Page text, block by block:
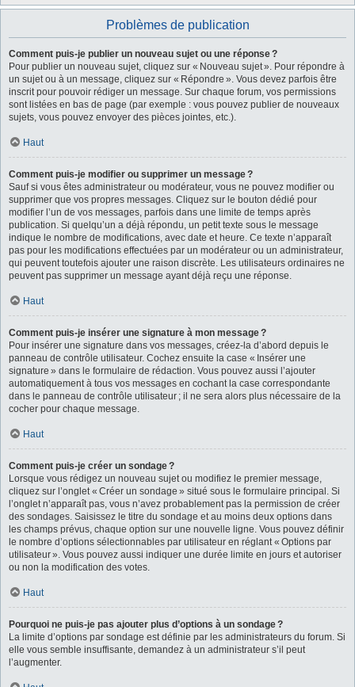
Problèmes de publication
Comment puis-je publier un nouveau sujet ou une réponse ?
Pour publier un nouveau sujet, cliquez sur « Nouveau sujet ». Pour répondre à
un sujet ou à un message, cliquez sur « Répondre ». Vous devez parfois être
inscrit pour pouvoir rédiger un message. Sur chaque forum, vos permissions
sont listées en bas de page (par exemple : vous pouvez publier de nouveaux
sujets, vous pouvez envoyer des pièces jointes, etc.).
Haut
Comment puis-je modifier ou supprimer un message ?
Sauf si vous êtes administrateur ou modérateur, vous ne pouvez modifier ou
supprimer que vos propres messages. Cliquez sur le bouton dédié pour
modifier l’un de vos messages, parfois dans une limite de temps après
publication. Si quelqu’un a déjà répondu, un petit texte sous le message
indique le nombre de modifications, avec date et heure. Ce texte n’apparaît
pas pour les modifications effectuées par un modérateur ou un administrateur,
qui peuvent toutefois ajouter une raison discrète. Les utilisateurs ordinaires ne
peuvent pas supprimer un message ayant déjà reçu une réponse.
Haut
Comment puis-je insérer une signature à mon message ?
Pour insérer une signature dans vos messages, créez-la d’abord depuis le
panneau de contrôle utilisateur. Cochez ensuite la case « Insérer une
signature » dans le formulaire de rédaction. Vous pouvez aussi l’ajouter
automatiquement à tous vos messages en cochant la case correspondante
dans le panneau de contrôle utilisateur ; il ne sera alors plus nécessaire de la
cocher pour chaque message.
Haut
Comment puis-je créer un sondage ?
Lorsque vous rédigez un nouveau sujet ou modifiez le premier message,
cliquez sur l’onglet « Créer un sondage » situé sous le formulaire principal. Si
l’onglet n’apparaît pas, vous n’avez probablement pas la permission de créer
des sondages. Saisissez le titre du sondage et au moins deux options dans
les champs prévus, chaque option sur une nouvelle ligne. Vous pouvez définir
le nombre d’options sélectionnables par utilisateur en réglant « Options par
utilisateur ». Vous pouvez aussi indiquer une durée limite en jours et autoriser
ou non la modification des votes.
Haut
Pourquoi ne puis-je pas ajouter plus d’options à un sondage ?
La limite d’options par sondage est définie par les administrateurs du forum. Si
elle vous semble insuffisante, demandez à un administrateur s’il peut
l’augmenter.